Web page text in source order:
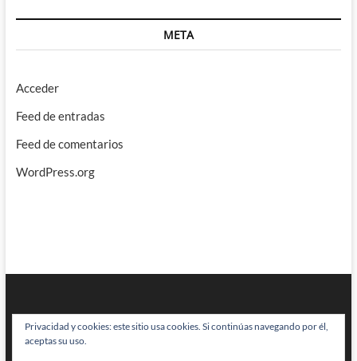
META
Acceder
Feed de entradas
Feed de comentarios
WordPress.org
Privacidad y cookies: este sitio usa cookies. Si continúas navegando por él,
aceptas su uso.